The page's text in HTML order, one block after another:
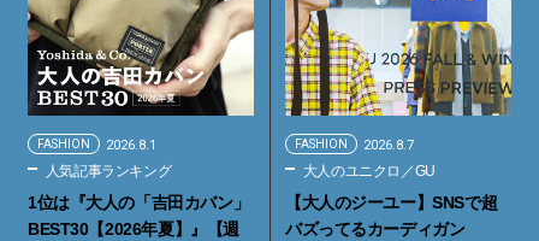
FASHION 2026.8.1
人気記事ランキング
1位は『大人の「吉田カバン」
BEST30【2026年夏】』【週
FASHION 2026.8.7
大人のユニクロ／GU
【大人のジーユー】SNSで超
バズってるカーディガン